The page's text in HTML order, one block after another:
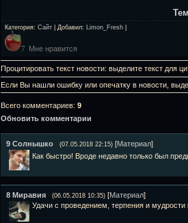
Категория: Сайт Добавил: Limon_Fresh
7 Мне нравится
Процитировать текст новости: выделите текст для
Если Вы нашли ошибку или опечатку в новости,
Всего комментариев: 9
Обновить комментарии
9 Солнышко (07.05.2018 22:15) [Материал]
Как быстро! Вроде недавно только был
8 Миравия (06.05.2018 10:35) [Материал]
Удачи с проведением, терпения и